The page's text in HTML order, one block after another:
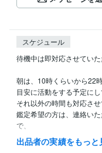
スケジュール
待機中は即対応させていた
朝は、10時くらいから22
目安に活動をする予定にし
それ以外の時間も対応さ
鑑定希望の方は、連絡い
で、
希望の時間がある方は、
ください。
出品者の実績をもっと